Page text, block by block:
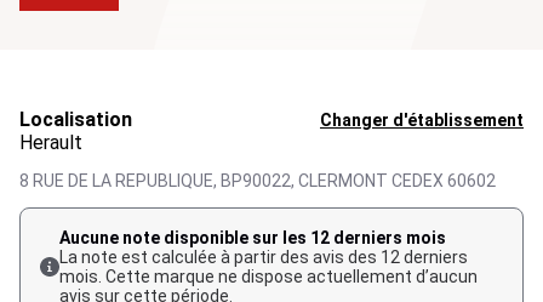
Localisation Changer d'établissement
Herault
8 RUE DE LA REPUBLIQUE, BP90022, CLERMONT CEDEX 60602
Aucune note disponible sur les 12 derniers mois
La note est calculée à partir des avis des 12 derniers
mois. Cette marque ne dispose actuellement d’aucun
avis sur cette période.